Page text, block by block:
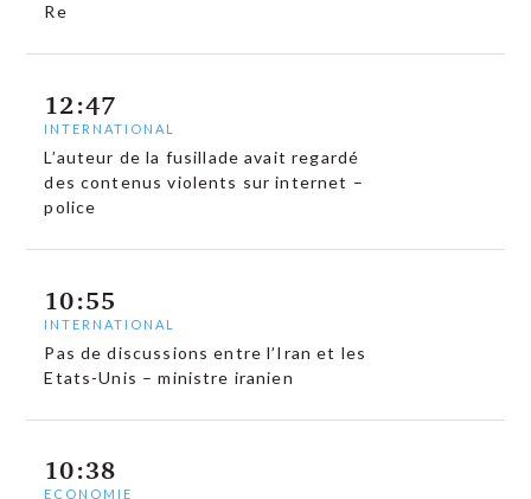
Re
12:47
INTERNATIONAL
L’auteur de la fusillade avait regardé
des contenus violents sur internet –
police
10:55
INTERNATIONAL
Pas de discussions entre l’Iran et les
Etats-Unis – ministre iranien
10:38
ECONOMIE